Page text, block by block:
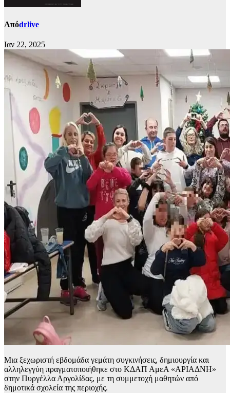
Απόdrlive
Ιαν 22, 2025
Μια ξεχωριστή εβδομάδα γεμάτη συγκινήσεις, δημιουργία και
αλληλεγγύη πραγματοποιήθηκε στο ΚΔΑΠ ΑμεΑ «ΑΡΙΑΔΝΗ»
στην Πυργέλλα Αργολίδας, με τη συμμετοχή μαθητών από
δημοτικά σχολεία της περιοχής.